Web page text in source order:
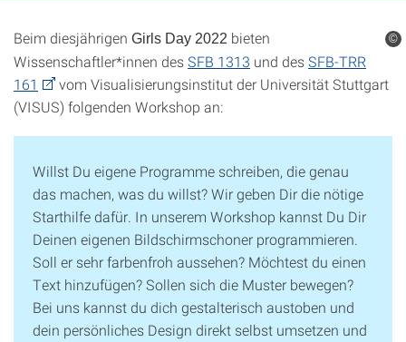
Beim diesjährigen Girls Day 2022 bieten
Wissenschaftler*innen desSFB 1313 und desSFB-TRR
161
vom Visualisierungsinstitut der Universität Stuttgart
(VISUS) folgenden Workshop an:
Willst Du eigene Programme schreiben, die genau
das machen, was du willst? Wir geben Dir die nötige
Starthilfe dafür. In unserem Workshop kannst Du Dir
Deinen eigenen Bildschirmschoner programmieren.
Soll er sehr farbenfroh aussehen? Möchtest du einen
Text hinzufügen? Sollen sich die Muster bewegen?
Bei uns kannst du dich gestalterisch austoben und
dein persönliches Design direkt selbst umsetzen und
©